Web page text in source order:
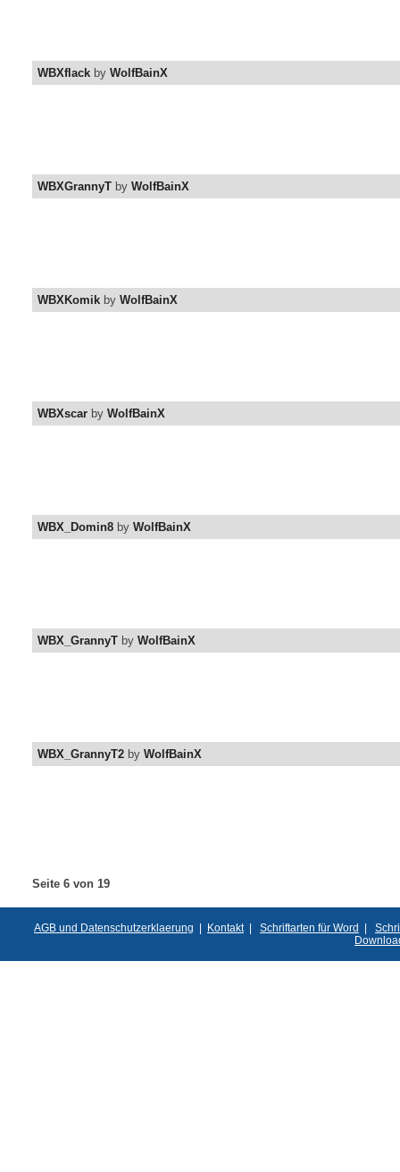
WBXflack by WolfBainX
WBXGrannyT by WolfBainX
WBXKomik by WolfBainX
WBXscar by WolfBainX
WBX_Domin8 by WolfBainX
WBX_GrannyT by WolfBainX
WBX_GrannyT2 by WolfBainX
Seite 6 von 19
AGB und Datenschutzerklaerung | Kontakt| Schriftarten für Word |